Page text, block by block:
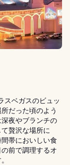
スベガスのビュッ
だった頃のよう
夜やブランチの
贅沢な場所に
帯においしい食
前で調理するオ